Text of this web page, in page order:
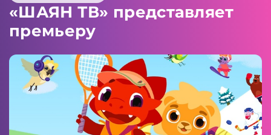
«ШАЯН ТВ» представляет
премьеру